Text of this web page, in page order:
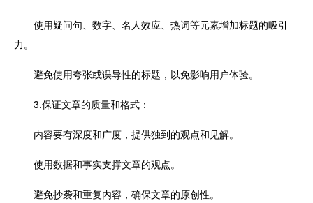
使用疑问句、数字、名人效应、热词等元素增加标题的吸引
力。
避免使用夸张或误导性的标题，以免影响用户体验。
3.保证文章的质量和格式：
内容要有深度和广度，提供独到的观点和见解。
使用数据和事实支撑文章的观点。
避免抄袭和重复内容，确保文章的原创性。